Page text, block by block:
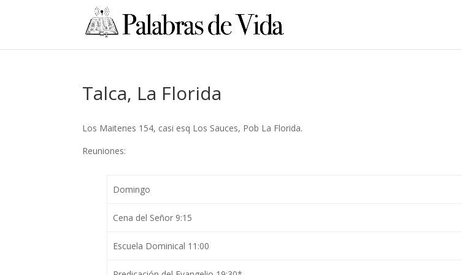
Talca, La Florida
Los Maitenes 154, casi esq Los Sauces, Pob La Florida.
Reuniones:
Domingo
Cena del Señor 9:15
Escuela Dominical 11:00